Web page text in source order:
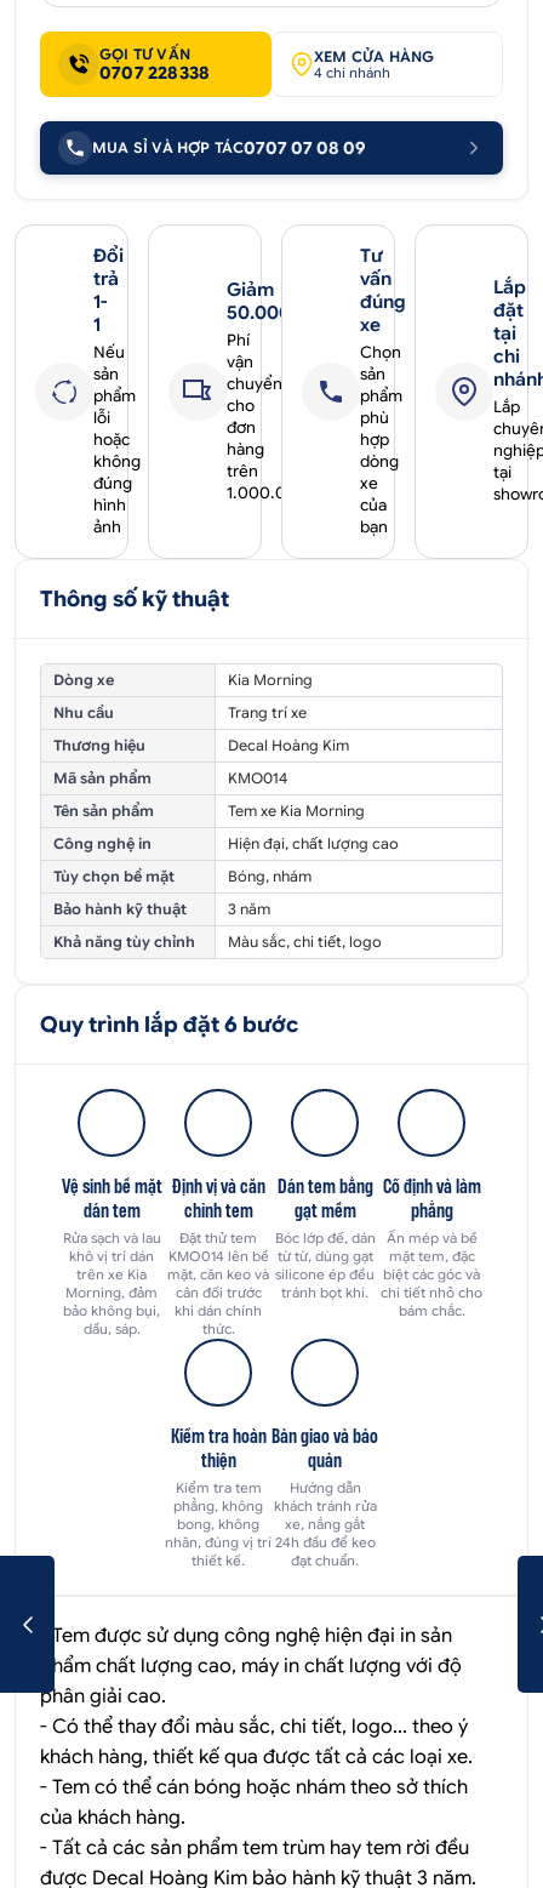
GỌI TƯ VẤN
0707 228338
XEM CỬA HÀNG
4 chi nhánh
MUA SỈ VÀ HỢP TÁC0707 07 08 09
Đổi
trả
1-
1
Nếu
sản
phẩm
lỗi
hoặc
không
đúng
hình
ảnh
Giảm
50.000₫
Phí
vận
chuyển
cho
đơn
hàng
trên
1.000.000₫
Tư
vấn
đúng
xe
Chọn
sản
phẩm
phù
hợp
dòng
xe
của
bạn
Lắp
đặt
tại
chi
Lắp
tại
Thông số kỹ thuật
Dòng xe
Kia Morning
Nhu cầu
Trang trí xe
Thương hiệu
Decal Hoàng Kim
Mã sản phẩm
KMO014
Tên sản phẩm
Tem xe Kia Morning
Công nghệ in
Hiện đại, chất lượng cao
Tùy chọn bề mặt
Bóng, nhám
Bảo hành kỹ thuật
3 năm
Khả năng tùy chỉnh
Màu sắc, chi tiết, logo
Quy trình lắp đặt 6 bước
Vệ sinh bề mặt
dán tem
Rửa sạch và lau
khô vị trí dán
trên xe Kia
Morning, đảm
bảo không bụi,
dầu, sáp.
Định vị và căn
chỉnh tem
Đặt thử tem
KMO014 lên bề
mặt, căn keo và
cân đối trước
khi dán chính
thức.
Dán tem bằng
gạt mềm
Bóc lớp đế, dán
từ từ, dùng gạt
silicone ép đều
tránh bọt khí.
Cố định và làm
phẳng
Ấn mép và bề
mặt tem, đặc
biệt các góc và
chi tiết nhỏ cho
bám chắc.
Kiểm tra hoàn
thiện
Kiểm tra tem
phẳng, không
bong, không
nhăn, đúng vị trí
thiết kế.
Bàn giao và bảo
quản
Hướng dẫn
khách tránh rửa
xe, nắng gắt
24h đầu để keo
đạt chuẩn.
- Tem được sử dụng công nghệ hiện đại in sản
phẩm chất lượng cao, máy in chất lượng với độ
phân giải cao.
- Có thể thay đổi màu sắc, chi tiết, logo... theo ý
khách hàng, thiết kế qua được tất cả các loại xe.
- Tem có thể cán bóng hoặc nhám theo sở thích
của khách hàng.
- Tất cả các sản phẩm tem trùm hay tem rời đều
được Decal Hoàng Kim bảo hành kỹ thuật 3 năm.